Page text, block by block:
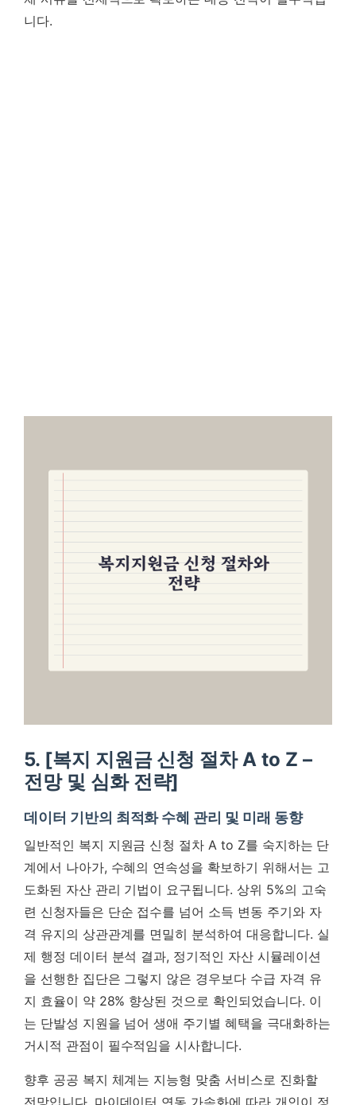
니다.
5. [복지 지원금 신청 절차 A to Z –
전망 및 심화 전략]
데이터 기반의 최적화 수혜 관리 및 미래 동향
일반적인 복지 지원금 신청 절차 A to Z를 숙지하는 단
계에서 나아가, 수혜의 연속성을 확보하기 위해서는 고
도화된 자산 관리 기법이 요구됩니다. 상위 5%의 고숙
련 신청자들은 단순 접수를 넘어 소득 변동 주기와 자
격 유지의 상관관계를 면밀히 분석하여 대응합니다. 실
제 행정 데이터 분석 결과, 정기적인 자산 시뮬레이션
을 선행한 집단은 그렇지 않은 경우보다 수급 자격 유
지 효율이 약 28% 향상된 것으로 확인되었습니다. 이
는 단발성 지원을 넘어 생애 주기별 혜택을 극대화하는
거시적 관점이 필수적임을 시사합니다.
향후 공공 복지 체계는 지능형 맞춤 서비스로 진화할
전망입니다. 마이데이터 연동 가속화에 따라 개인이 정